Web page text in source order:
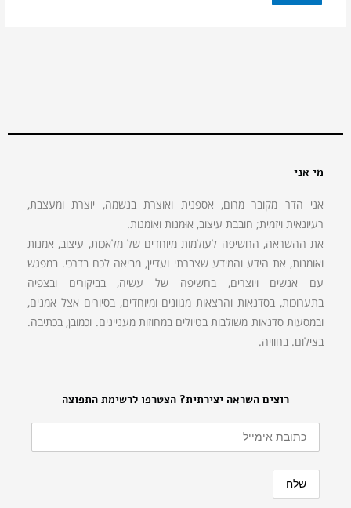
רוצים השראה יצירתית? הצטרפו לרשימת התפוצה
מי אני
אני הדר מקובר מרום, אספנית ואוצרת בנשמה, יוצרת ומעצבת,
רעיונאית ויזמית; חובבת עיצוב, אוּמנות ואוֹמנות.
את ההשראה, החשיפה לעולמות מיוחדים של מלאכות, עיצוב, אמנות
ואומנות, את הידע והמידע שצברתי ועדיין, מביאה לכם בדרכי. במפגש
עם אנשים ויוצרים, בחשיפה של עשיה, בביקורים ובצפיה
בתערוכות, בסדנאות והרצאות מגוונים ומיוחדים, בסיורים אצל אמנים,
ובמסעות סדנאות משולבות בטיולים במחוזות מעניינים. וכמובן, בכתיבה.
בצילום. בחוויה.